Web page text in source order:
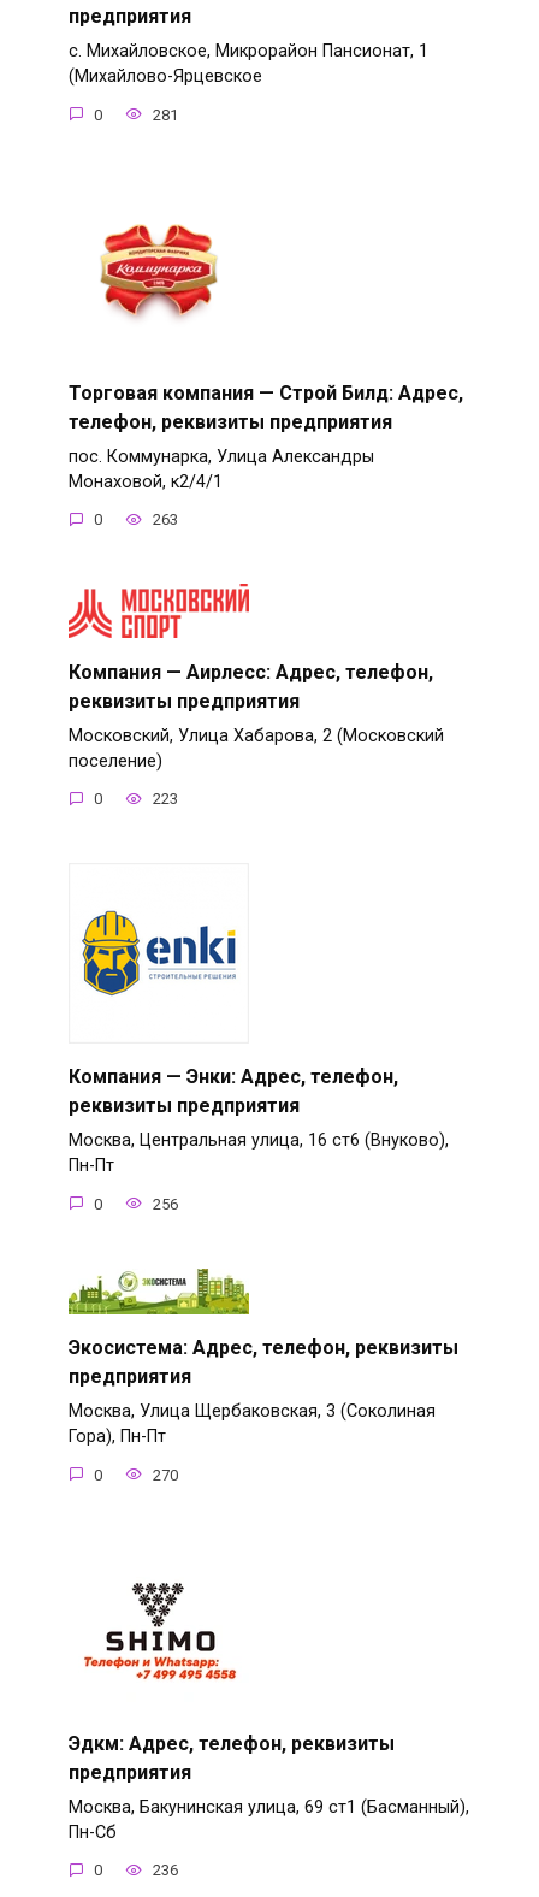
предприятия
с. Михайловское, Микрорайон Пансионат, 1
(Михайлово-Ярцевское
0 281
Торговая компания — Строй Билд: Адрес,
телефон, реквизиты предприятия
пос. Коммунарка, Улица Александры
Монаховой, к2/4/1
0 263
Компания — Аирлесc: Адрес, телефон,
реквизиты предприятия
Московский, Улица Хабарова, 2 (Московский
поселение)
0 223
Компания — Энки: Адрес, телефон,
реквизиты предприятия
Москва, Центральная улица, 16 ст6 (Внуково),
Пн-Пт
0 256
Экосистема: Адрес, телефон, реквизиты
предприятия
Москва, Улица Щербаковская, 3 (Соколиная
Гора), Пн-Пт
0 270
Эдкм: Адрес, телефон, реквизиты
предприятия
Москва, Бакунинская улица, 69 ст1 (Басманный),
Пн-Сб
0 236